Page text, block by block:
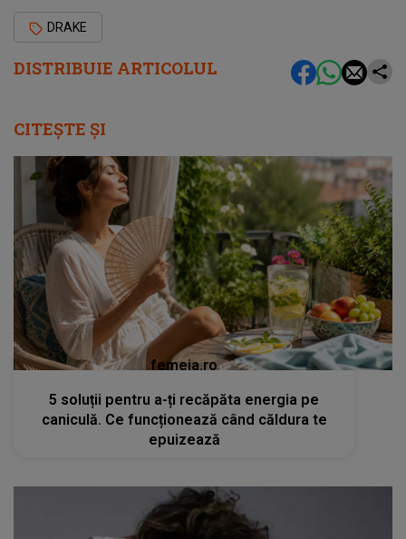
DISTRIBUIE ARTICOLUL
DRAKE
CITEȘTE ȘI
femeia.ro
5 soluții pentru a-ți recăpăta energia pe
caniculă. Ce funcționează când căldura te
epuizează